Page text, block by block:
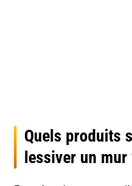
Quels produits
lessiver un mur